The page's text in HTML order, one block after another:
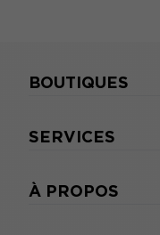
BOUTIQUES
SERVICES
À PROPOS